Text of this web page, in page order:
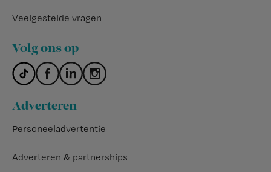
Veelgestelde vragen
Volg ons op
Adverteren
Personeeladvertentie
Adverteren & partnerships